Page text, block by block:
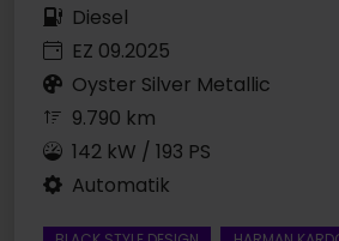
Diesel
EZ 09.2025
Oyster Silver Metallic
9.790 km
142 kW / 193 PS
Automatik